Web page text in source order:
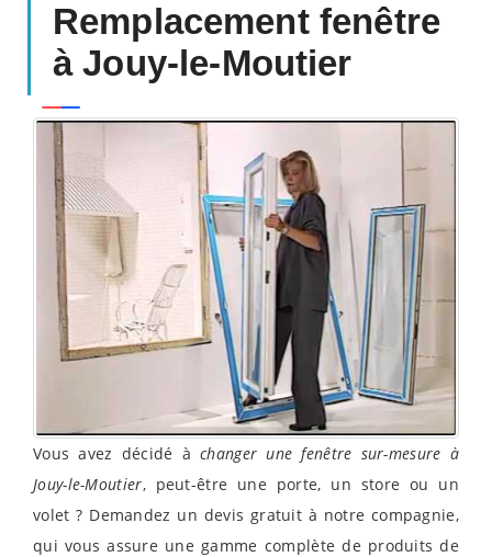
Remplacement fenêtre
à Jouy-le-Moutier
Vous avez décidé àchanger une fenêtre sur-mesure à
Jouy-le-Moutier, peut-être une porte, un store ou un
volet ? Demandez un devis gratuit à notre compagnie,
qui vous assure une gamme complète de produits de